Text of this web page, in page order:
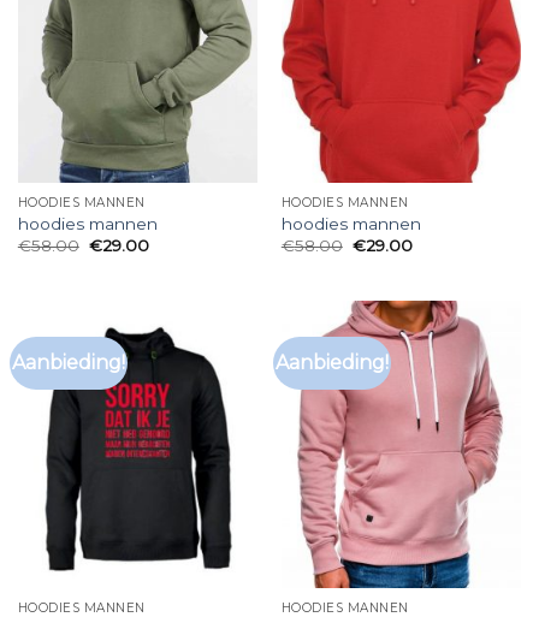
HOODIES MANNEN
hoodies mannen
€58.00 €29.00
HOODIES MANNEN
hoodies mannen
€58.00 €29.00
Aanbieding!
HOODIES MANNEN
Aanbieding!
HOODIES MANNEN